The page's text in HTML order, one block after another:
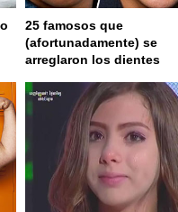
25 famosos que
(afortunadamente) se
arreglaron los dientes